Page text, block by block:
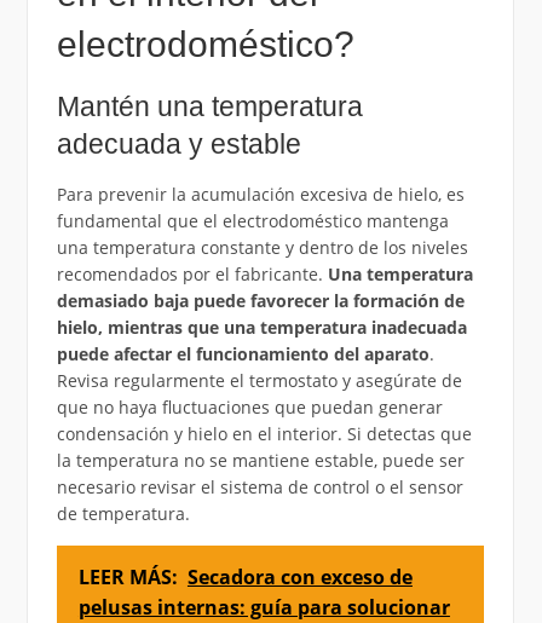
electrodoméstico?
Mantén una temperatura
adecuada y estable
Para prevenir la acumulación excesiva de hielo, es
fundamental que el electrodoméstico mantenga
una temperatura constante y dentro de los niveles
recomendados por el fabricante. Una temperatura
demasiado baja puede favorecer la formación de
hielo, mientras que una temperatura inadecuada
puede afectar el funcionamiento del aparato.
Revisa regularmente el termostato y asegúrate de
que no haya fluctuaciones que puedan generar
condensación y hielo en el interior. Si detectas que
la temperatura no se mantiene estable, puede ser
necesario revisar el sistema de control o el sensor
de temperatura.
LEER MÁS: Secadora con exceso de
pelusas internas: guía para solucionar